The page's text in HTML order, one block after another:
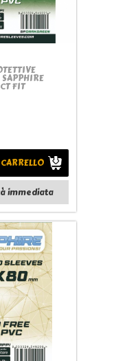
FIT
immediata